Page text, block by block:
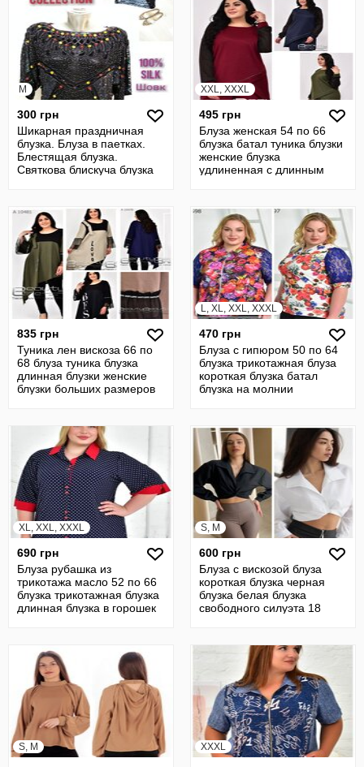
M
300 грн
Шикарная праздничная
блузка. Блуза в паетках.
Блестящая блузка.
Святкова блискуча блузка
XXL, XXXL
495 грн
Блуза женская 54 по 66
блузка батал туника блузки
женские блузка
удлиненная с длинным
835 грн
Туника лен вискоза 66 по
68 блуза туника блузка
длинная блузки женские
блузки больших размеров
L, XL, XXL, XXXL
470 грн
Блуза с гипюром 50 по 64
блузка трикотажная блуза
короткая блузка батал
блузка на молнии
XL, XXL, XXXL
690 грн
Блуза рубашка из
трикотажа масло 52 по 66
блузка трикотажная блузка
длинная блузка в горошек
S, M
600 грн
Блуза с вискозой блуза
короткая блузка черная
блузка белая блузка
свободного силуэта 18
S, M XXXL